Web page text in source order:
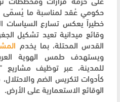
حكومي عُقد لمناسبة ما يُسمّى
خطيراً يعكس تسارع السياسات
وقائع ميدانية تعيد تشكيل
القدس المحتلة، بما يخدم
ويستهدف طمس الهوية
للمدينة، عبر توظيف مشاريع
كأدوات لتكريس الضم
الوقائع الاستعمارية على الأرض.